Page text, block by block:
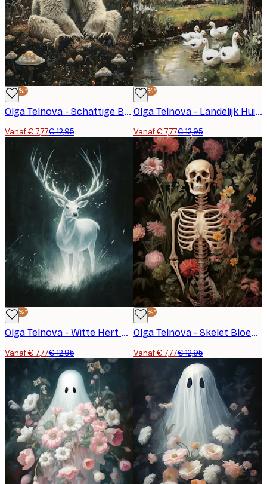
-40%*
Olga Telnova - Schattige Beer Poster
Vanaf € 7,77€ 12,95
-40%*
Olga Telnova - Landelijk Huisje Poster
Vanaf € 7,77€ 12,95
-40%*
Olga Telnova - Witte Hert Poster
Vanaf € 7,77€ 12,95
-40%*
Olga Telnova - Skelet Bloemen Poster
Vanaf € 7,77€ 12,95